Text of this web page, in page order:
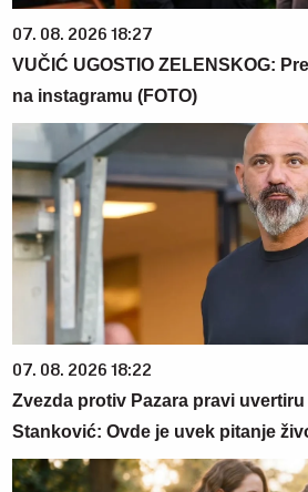
07. 08. 2026 18:27
VUČIĆ UGOSTIO ZELENSKOG:
na instagramu (FOTO)
07. 08. 2026 18:22
Zvezda protiv Pazara pravi uvertiru
Stanković: Ovde je uvek pitanje